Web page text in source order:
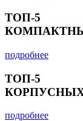
ТОП-5
подробнее
ТОП-5
подробнее